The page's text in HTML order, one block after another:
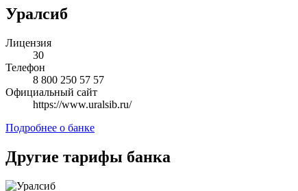
Уралсиб
Лицензия
30
Телефон
8 800 250 57 57
Официальный сайт
https://www.uralsib.ru/
Подробнее о банке
Другие тарифы банка